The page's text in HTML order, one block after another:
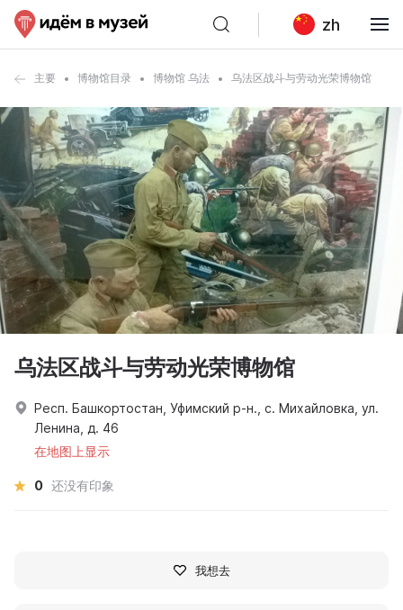
zh
主要 博物馆目录 博物馆 乌法 乌法区战斗与劳动光荣博物馆
乌法区战斗与劳动光荣博物馆
Респ. Башкортостан, Уфимский р-н., с. Михайловка, ул.
Ленина, д. 46
在地图上显示
0 还没有印象
我想去